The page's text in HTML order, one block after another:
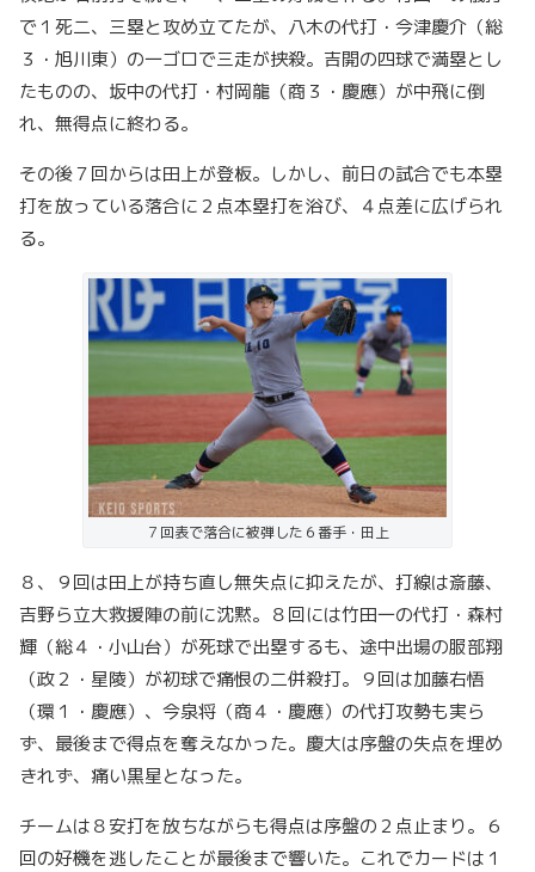
で１死二、三塁と攻め立てたが、八木の代打・今津慶介（総
３・旭川東）の一ゴロで三走が挟殺。吉開の四球で満塁とし
たものの、坂中の代打・村岡龍（商３・慶應）が中飛に倒
れ、無得点に終わる。
その後７回からは田上が登板。しかし、前日の試合でも本塁
打を放っている落合に２点本塁打を浴び、４点差に広げられ
る。
７回表で落合に被弾した６番手・田上
８、９回は田上が持ち直し無失点に抑えたが、打線は斎藤、
吉野ら立大救援陣の前に沈黙。８回には竹田一の代打・森村
輝（総４・小山台）が死球で出塁するも、途中出場の服部翔
（政２・星陵）が初球で痛恨の二併殺打。９回は加藤右悟
（環１・慶應）、今泉将（商４・慶應）の代打攻勢も実ら
ず、最後まで得点を奪えなかった。慶大は序盤の失点を埋め
きれず、痛い黒星となった。
チームは８安打を放ちながらも得点は序盤の２点止まり。６
回の好機を逃したことが最後まで響いた。これでカードは１